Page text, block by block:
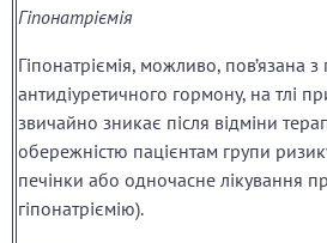
Гіпонатріємія
Гіпонатріємія, можливо, пов’язана
антидіуретичного гормону, на тлі
звичайно зникає після відміни
обережністю пацієнтам групи
печінки або одночасне лікування
гіпонатріємію).